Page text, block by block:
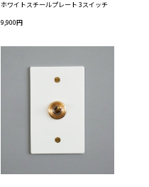
ホワイトスチールプレート 3スイッチ
9,900円